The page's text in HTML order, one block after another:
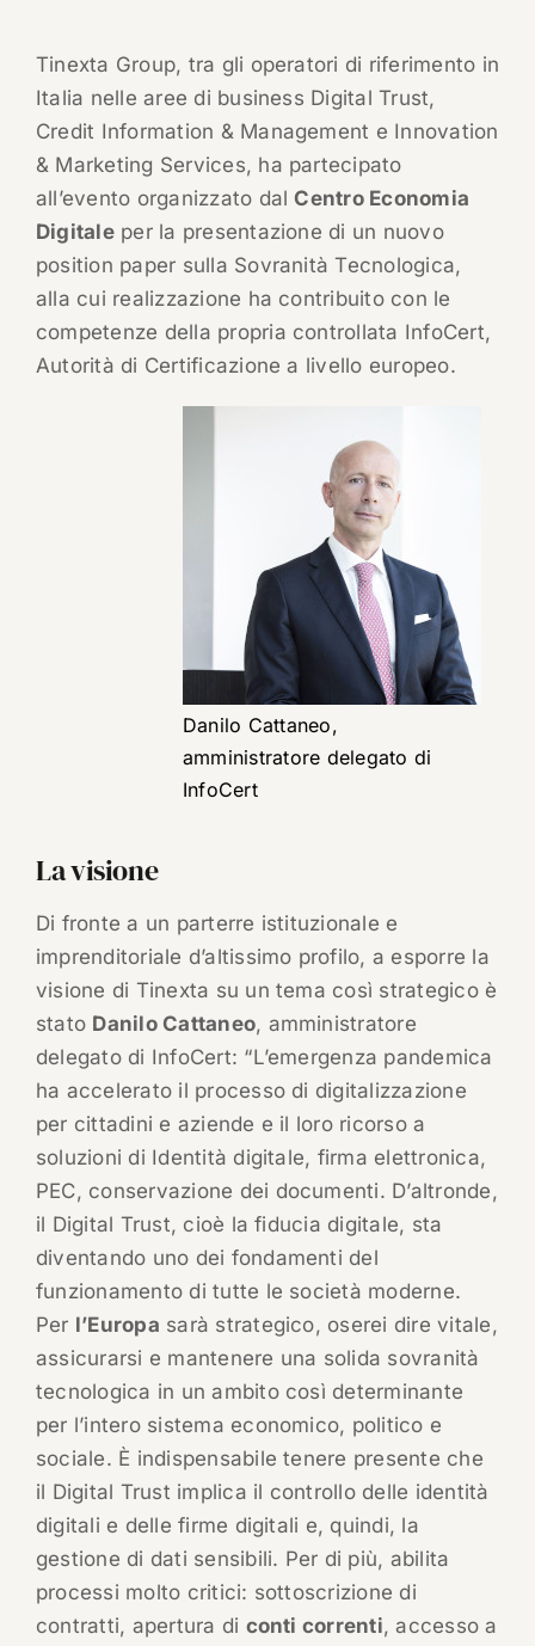
Tinexta Group, tra gli operatori di riferimento in
Italia nelle aree di business Digital Trust,
Credit Information & Management e Innovation
& Marketing Services, ha partecipato
all’evento organizzato dalCentro Economia
Digitaleper la presentazione di un nuovo
position paper sulla Sovranità Tecnologica,
alla cui realizzazione ha contribuito con le
competenze della propria controllata InfoCert,
Autorità di Certificazione a livello europeo.
Danilo Cattaneo,
amministratore delegato di
InfoCert
La visione
Di fronte a un parterre istituzionale e
imprenditoriale d’altissimo profilo, a esporre la
visione di Tinexta su un tema così strategico è
stato Danilo Cattaneo, amministratore
delegato di InfoCert: “L’emergenza pandemica
ha accelerato il processo di digitalizzazione
per cittadini e aziende e il loro ricorso a
soluzioni di Identità digitale, firma elettronica,
PEC, conservazione dei documenti. D’altronde,
il Digital Trust, cioè la fiducia digitale, sta
diventando uno dei fondamenti del
funzionamento di tutte le società moderne.
Per l’Europa sarà strategico, oserei dire vitale,
assicurarsi e mantenere una solida sovranità
tecnologica in un ambito così determinante
per l’intero sistema economico, politico e
sociale. È indispensabile tenere presente che
il Digital Trust implica il controllo delle identità
digitali e delle firme digitali e, quindi, la
gestione di dati sensibili. Per di più, abilita
processi molto critici: sottoscrizione di
contratti, apertura di conti correnti, accesso a